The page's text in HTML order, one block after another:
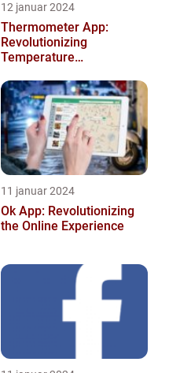
12 januar 2024
Thermometer App:
Revolutionizing
Temperature
11 januar 2024
Ok App: Revolutionizing
the Online Experience